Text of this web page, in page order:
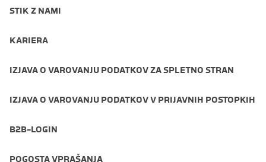
STIK Z NAMI
KARIERA
IZJAVA O VAROVANJU PODATKOV ZA SPLETNO STRAN
IZJAVA O VAROVANJU PODATKOV V PRIJAVNIH POSTOPKIH
B2B-LOGIN
POGOSTA VPRAŠANJA